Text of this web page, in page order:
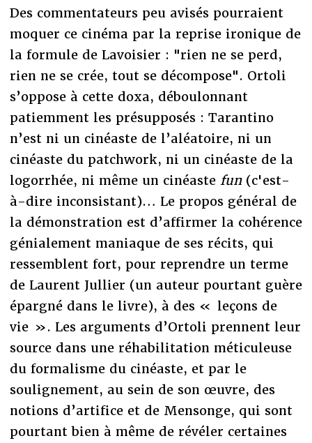
Des commentateurs peu avisés pourraient
moquer ce cinéma par la reprise ironique de
la formule de Lavoisier : "rien ne se perd,
rien ne se crée, tout se décompose". Ortoli
s’oppose à cette doxa, déboulonnant
patiemment les présupposés : Tarantino
n’est ni un cinéaste de l’aléatoire, ni un
cinéaste du patchwork, ni un cinéaste de la
logorrhée, ni même un cinéaste fun(c'est-
à-dire inconsistant)… Le propos général de
la démonstration est d’affirmer la cohérence
génialement maniaque de ses récits, qui
ressemblent fort, pour reprendre un terme
de Laurent Jullier (un auteur pourtant guère
épargné dans le livre), à des « leçons de
vie ». Les arguments d’Ortoli prennent leur
source dans une réhabilitation méticuleuse
du formalisme du cinéaste, et par le
soulignement, au sein de son œuvre, des
notions d’artifice et de Mensonge, qui sont
pourtant bien à même de révéler certaines